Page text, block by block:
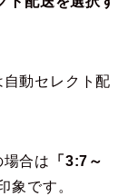
動セレクト配
合は
「3:7～
象です。